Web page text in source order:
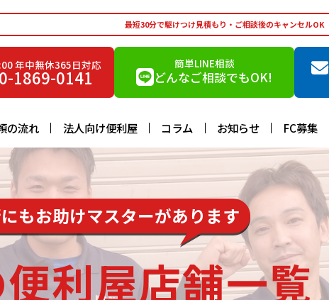
最短30分で駆けつけ見積もり・ご相談後のキャンセルOK
年中無休365日対応
1869-0141
簡単LINE相談
どんなご相談でもOK!
の流れ 法人向け便利屋 コラム お知らせ FC募集
もお助けマスターがあります
利屋店舗一覧